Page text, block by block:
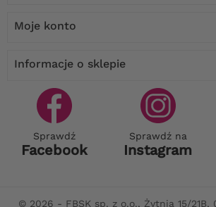
Moje konto
Informacje o sklepie
Sprawdź
Facebook
Sprawdź na
Instagram
© 2026 - FBSK sp. z o.o., Żytnia 15/21B,